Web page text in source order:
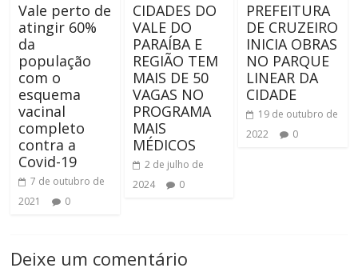
Vale perto de
atingir 60%
da
população
com o
esquema
vacinal
completo
contra a
Covid-19
7 de outubro de
2021
0
CIDADES DO
VALE DO
PARAÍBA E
REGIÃO TEM
MAIS DE 50
VAGAS NO
PROGRAMA
MAIS
MÉDICOS
2 de julho de
2024
0
PREFEITURA
DE CRUZEIRO
INICIA OBRAS
NO PARQUE
LINEAR DA
CIDADE
19 de outubro de
2022
0
Deixe um comentário